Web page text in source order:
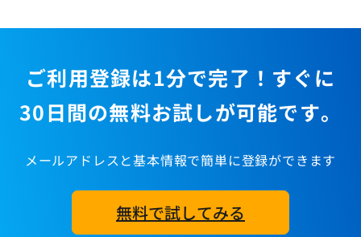
ご利用登録は1分で完了！すぐに
30日間の無料お試しが可能です。
メールアドレスと基本情報で簡単に登録ができます
無料で試してみる